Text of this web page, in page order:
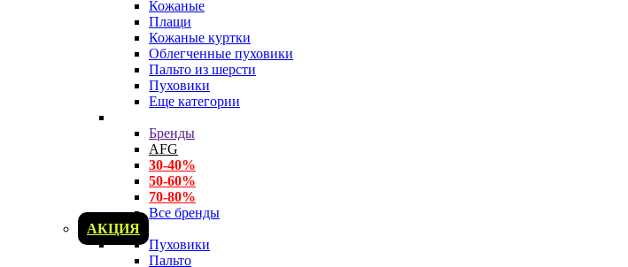
Кожаные
Плащи
Кожаные куртки
Облегченные пуховики
Пальто из шерсти
Пуховики
Еще категории
Бренды
AFG
30-40%
50-60%
70-80%
Все бренды
АКЦИЯ
Пуховики
Пальто